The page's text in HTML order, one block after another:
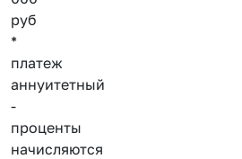
руб
*
платеж
аннуитетный
-
проценты
начисляются